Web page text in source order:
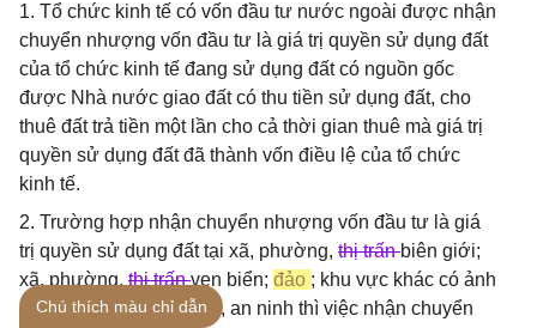
1. Tổ chức kinh tế có vốn đầu tư nước ngoài được nhận
chuyển nhượng vốn đầu tư là giá trị quyền sử dụng đất
của tổ chức kinh tế đang sử dụng đất có nguồn gốc
được Nhà nước giao đất có thu tiền sử dụng đất, cho
thuê đất trả tiền một lần cho cả thời gian thuê mà giá trị
quyền sử dụng đất đã thành vốn điều lệ của tổ chức
kinh tế.
2. Trường hợp nhận chuyển nhượng vốn đầu tư là giá
trị quyền sử dụng đất tại xã, phường, thị trấnbiên giới;
xã, phường, thị trấnven biển; đảo ; khu vực khác có ảnh
hưởng đến quốc phòng, an ninh thì việc nhận chuyển
Chú thích màu chỉ dẫn